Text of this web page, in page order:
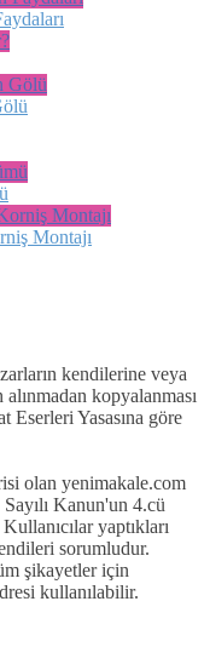
Montajı
kendilerine veya
kopyalanması
Eserleri Yasasına göre
olan yenimakale.com
Kanun'un 4.cü
yaptıkları
sorumludur.
şikayetler için
kullanılabilir.